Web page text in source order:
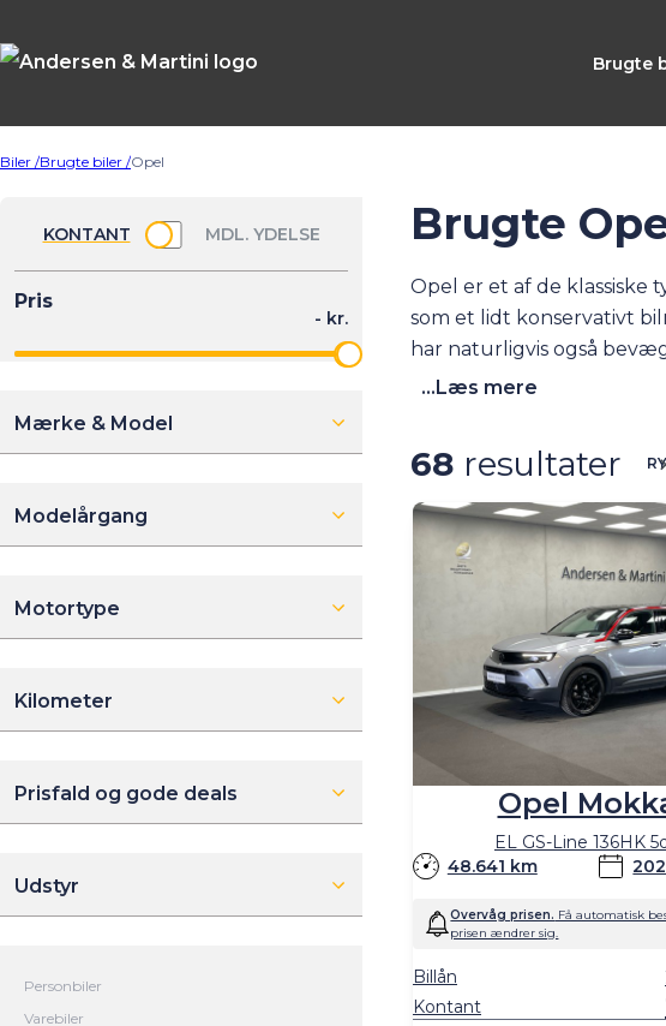
Brugte
Biler /Brugte biler /Opel
Mærke & Model
Modelårgang
Motortype
Kilometer
Prisfald og gode deals
Udstyr
Brugte
Opel er et af de
som et lidt konservativt
har naturligvis også
kommet med flere
...Læs mere
68 resultater
Opel
EL GS-Line 136HK
48.641 km
Overvåg prisen. Få automatisk
prisen ændrer sig.
Kontant
Billån